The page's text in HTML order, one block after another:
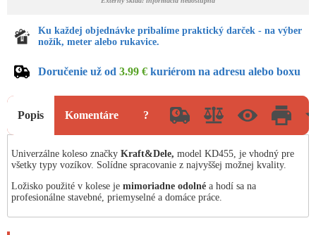
Ku každej objednávke pribalíme praktický darček - na výber
nožík, meter alebo rukavice.
Doručenie už od 3.99 € kuriérom na adresu alebo boxu
Popis Komentáre ?
Univerzálne koleso značky Kraft&Dele, model KD455, je vhodný pre
všetky typy vozíkov. Solídne spracovanie z najvyššej možnej kvality.
Ložisko použité v kolese je mimoriadne odolné a hodí sa na
profesionálne stavebné, priemyselné a domáce práce.